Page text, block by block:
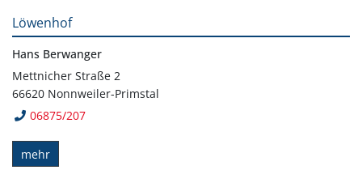
Löwenhof
Hans Berwanger
Mettnicher Straße 2
66620 Nonnweiler-Primstal
06875/207
mehr